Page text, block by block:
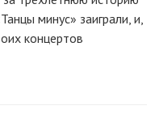
минус» заиграли, и,
концертов